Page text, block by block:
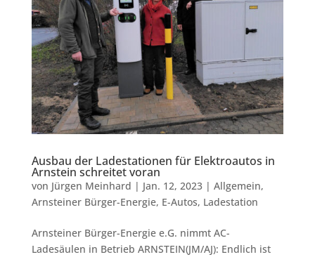
Ausbau der Ladestationen für Elektroautos in
Arnstein schreitet voran
von Jürgen Meinhard | Jan. 12, 2023| Allgemein,
Arnsteiner Bürger-Energie, E-Autos, Ladestation
Arnsteiner Bürger-Energie e.G. nimmt AC-
Ladesäulen in Betrieb ARNSTEIN(JM/AJ): Endlich ist